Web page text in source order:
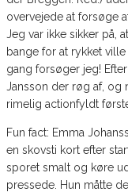
overvejede at forsøge
Jeg var ikke sikker på,
bange for at rykket
gang forsøger jeg!
Jansson der røg af, og
rimelig actionfyldt
Fun fact: Emma
en skovsti kort efter
sporet smalt og køre
pressede. Hun måtte